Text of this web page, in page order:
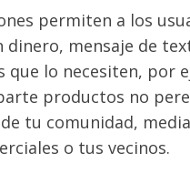
permiten a los
mensaje de
que lo necesiten, por
productos no
tu comunidad,
o tus vecinos.